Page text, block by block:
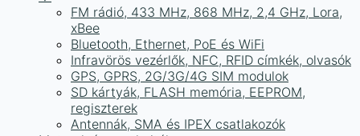
FM rádió, 433 MHz, 868 MHz, 2,4 GHz, Lora,
xBee
Bluetooth, Ethernet, PoE és WiFi
Infravörös vezérlők, NFC, RFID címkék, olvasók
GPS, GPRS, 2G/3G/4G SIM modulok
SD kártyák, FLASH memória, EEPROM,
regiszterek
Antennák, SMA és IPEX csatlakozók